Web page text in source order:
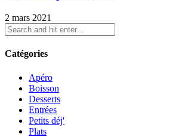
2 mars 2021
Catégories
Apéro
Boisson
Desserts
Entrées
Petits déj'
Plats